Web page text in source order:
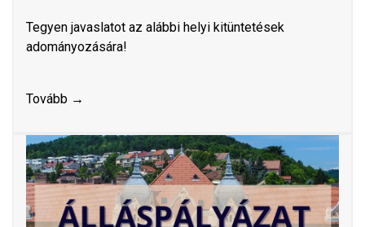
Tegyen javaslatot az alábbi helyi kitüntetések
adományozására!
Tovább →